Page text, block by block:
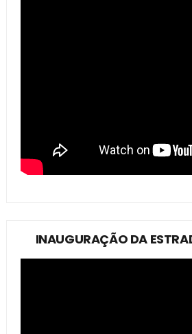
INAUGURAÇÃO DA